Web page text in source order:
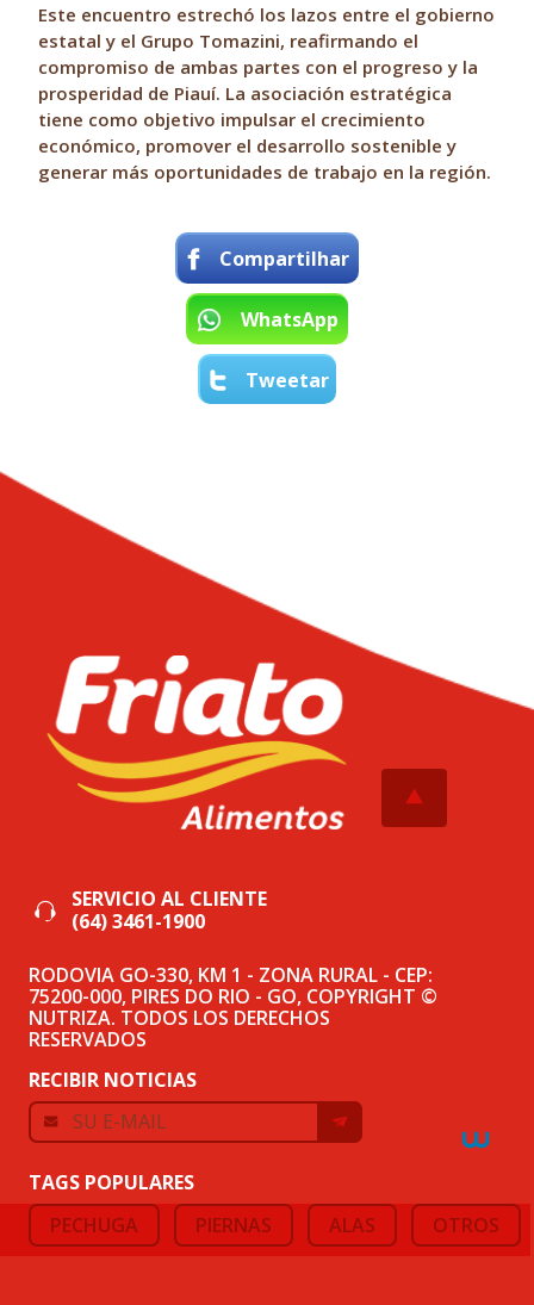
Este encuentro estrechó los lazos entre el gobierno
estatal y el Grupo Tomazini, reafirmando el
compromiso de ambas partes con el progreso y la
prosperidad de Piauí. La asociación estratégica
tiene como objetivo impulsar el crecimiento
económico, promover el desarrollo sostenible y
generar más oportunidades de trabajo en la región.
Compartilhar
WhatsApp
Tweetar
SERVICIO AL CLIENTE
(64) 3461-1900
RODOVIA GO-330, KM 1 - ZONA RURAL - CEP:
75200-000, PIRES DO RIO - GO, COPYRIGHT ©
NUTRIZA. TODOS LOS DERECHOS
RESERVADOS
RECIBIR NOTICIAS
TAGS POPULARES
PECHUGA
PIERNAS ALAS OTROS